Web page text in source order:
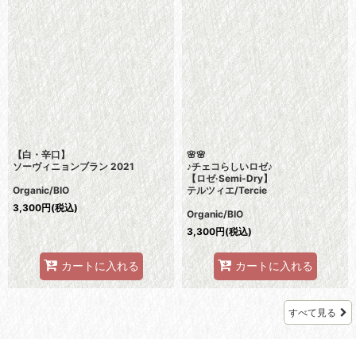
【白・辛口】
ソーヴィニョンブラン 2021
Organic/BIO
3,300円(税込)
カートに入れる
🌸🌸
♪チェコらしいロゼ♪
【ロゼ·Semi-Dry】
テルツィエ/Tercie
Organic/BIO
3,300円(税込)
カートに入れる
すべて見る